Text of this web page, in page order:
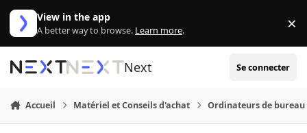
Aller au contenu
View in the app
A better way to browse. Learn more. ×
Next Se connecter
Accueil Matériel et Conseils d'achat Ordinateurs de bureau